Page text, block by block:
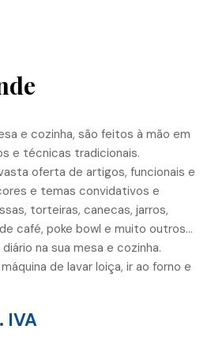
e cozinha, são feitos à mão em
e técnicas tradicionais.
oferta de artigos, funcionais e
e temas convidativos e
torteiras, canecas, jarros,
café, poke bowl e muito outros…
na sua mesa e cozinha.
de lavar loiça, ir ao forno e
IVA